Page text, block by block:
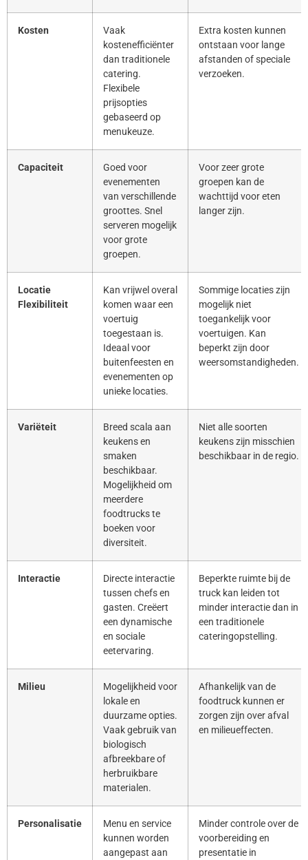
Kosten
Vaak
kostenefficiënter
dan traditionele
catering.
Flexibele
prijsopties
gebaseerd op
menukeuze.
Extra kosten kunnen
ontstaan voor lange
afstanden of speciale
verzoeken.
Capaciteit
Goed voor
evenementen
van verschillende
groottes. Snel
serveren mogelijk
voor grote
groepen.
Voor zeer grote
groepen kan de
wachttijd voor eten
langer zijn.
Locatie
Flexibiliteit
Kan vrijwel overal
komen waar een
voertuig
toegestaan is.
Ideaal voor
buitenfeesten en
evenementen op
unieke locaties.
Sommige locaties zijn
mogelijk niet
toegankelijk voor
voertuigen. Kan
beperkt zijn door
weersomstandigheden.
Variëteit
Breed scala aan
keukens en
smaken
beschikbaar.
Mogelijkheid om
meerdere
foodtrucks te
boeken voor
diversiteit.
Niet alle soorten
keukens zijn misschien
beschikbaar in de regio.
Interactie
Directe interactie
tussen chefs en
gasten. Creëert
een dynamische
en sociale
eetervaring.
Beperkte ruimte bij de
truck kan leiden tot
minder interactie dan in
een traditionele
cateringopstelling.
Milieu
Mogelijkheid voor
lokale en
duurzame opties.
Vaak gebruik van
biologisch
afbreekbare of
herbruikbare
materialen.
Afhankelijk van de
foodtruck kunnen er
zorgen zijn over afval
en milieueffecten.
Personalisatie
Menu en service
kunnen worden
aangepast aan
Minder controle over de
voorbereiding en
presentatie in